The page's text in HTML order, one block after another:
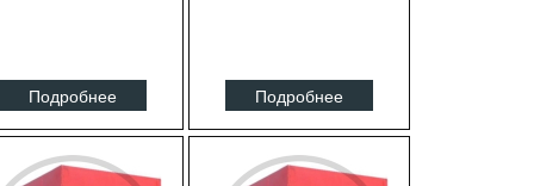
Подробнее Подробнее